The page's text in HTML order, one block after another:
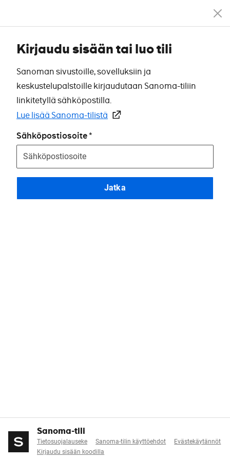
Kirjaudu sisään tai luo tili
Sanoman sivustoille, sovelluksiin ja
keskustelupalstoille kirjaudutaan Sanoma-tiliin
linkitetyllä sähköpostilla.
Lue lisää Sanoma-tilistä
Sähköpostiosoite
Jatka
Sanoma-tili
Tietosuojalauseke Sanoma-tilin käyttöehdot
Evästekäytännöt
Kirjaudu sisään koodilla